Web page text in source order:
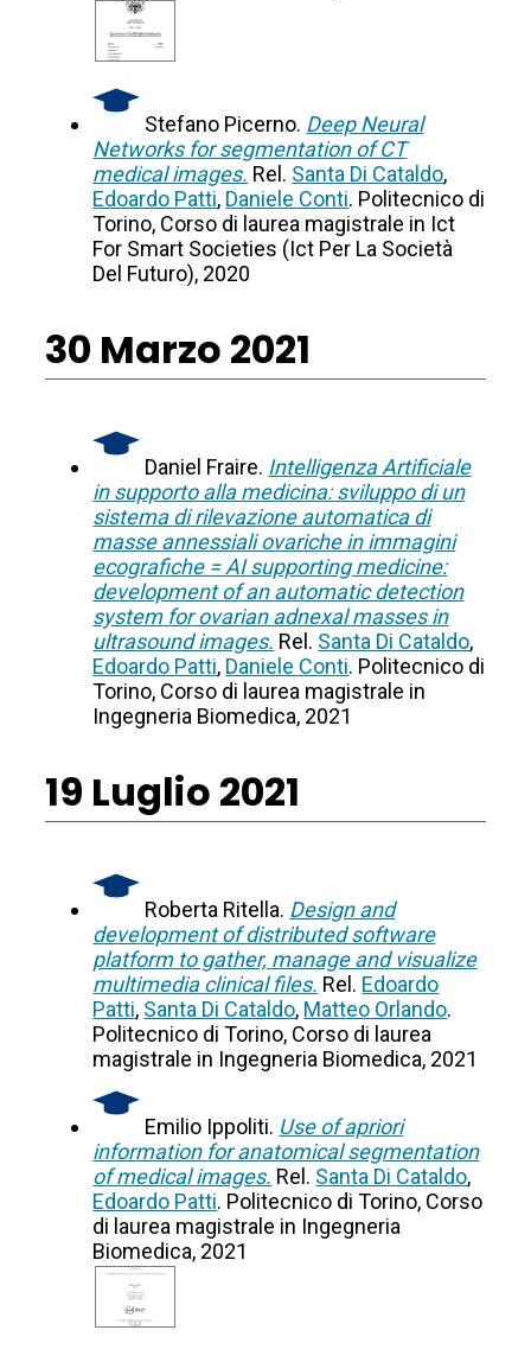
Stefano Picerno. Deep Neural
Networks for segmentation of CT
medical images. Rel. Santa Di Cataldo,
Edoardo Patti, Daniele Conti. Politecnico di
Torino, Corso di laurea magistrale in Ict
For Smart Societies (Ict Per La Società
Del Futuro), 2020
30 Marzo 2021
Daniel Fraire. Intelligenza Artificiale
in supporto alla medicina: sviluppo di un
sistema di rilevazione automatica di
masse annessiali ovariche in immagini
ecografiche = AI supporting medicine:
development of an automatic detection
system for ovarian adnexal masses in
ultrasound images. Rel. Santa Di Cataldo,
Edoardo Patti, Daniele Conti. Politecnico di
Torino, Corso di laurea magistrale in
Ingegneria Biomedica, 2021
19 Luglio 2021
Roberta Ritella. Design and
development of distributed software
platform to gather, manage and visualize
multimedia clinical files. Rel. Edoardo
Patti, Santa Di Cataldo, Matteo Orlando.
Politecnico di Torino, Corso di laurea
magistrale in Ingegneria Biomedica, 2021
Emilio Ippoliti. Use of apriori
information for anatomical segmentation
of medical images. Rel. Santa Di Cataldo,
Edoardo Patti. Politecnico di Torino, Corso
di laurea magistrale in Ingegneria
Biomedica, 2021